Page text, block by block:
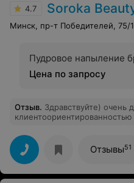
4.7 Soroka
Минск, пр-т Победителей, 75/1
Пудровое напыление
Цена по запросу
Отзыв. Здравствуйте) очень
что у мастера Полины
полностью расслабиться(
сеансе психолога для тела.
легкость, обновление. Очень
Отзывы51